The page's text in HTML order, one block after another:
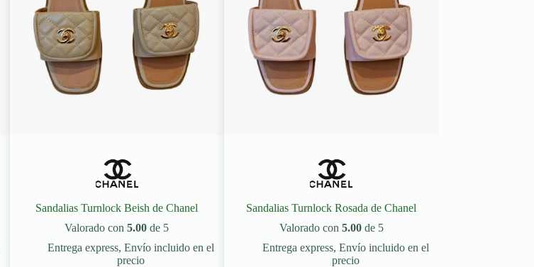
Sandalias Turnlock Beish de Chanel
Valorado con5.00 de 5
Entrega express,Envío incluido en el
precio
Sandalias Turnlock Rosada de Chanel
Valorado con 5.00de 5
Entrega express, Envío incluido en el
precio